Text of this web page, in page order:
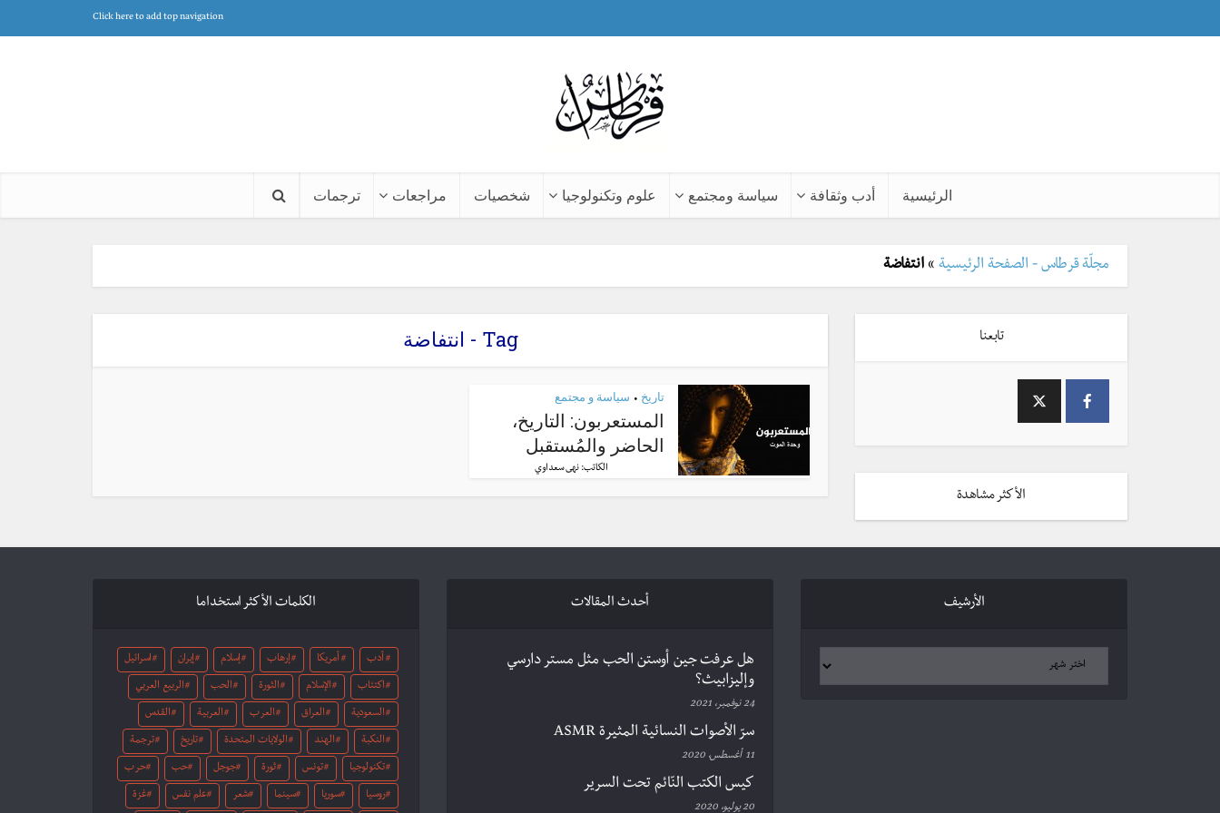
Click here to add top navigation
الرئيسية أدب وثقافة سياسة ومجتمع علوم وتكنولوجيا شخصيات مراجعات ترجمات
مجلّة قرطاس - الصفحة الرئيسية » انتفاضة
Tag - انتفاضة
تاريخ • سياسة و مجتمع
المستعربون: التاريخ،
الحاضر والمُستقبل
الكاتب: نهى سعداوي
تابعنا
الأكثر مشاهدة
الكلمات الأكثر استخداما
أدب أمريكا إرهاب إسلام إيران اسرائيل
اكتئاب الإسلام الثورة الحب الربيع العربي
السعودية العراق العرب العربية القدس
النكبة الهند الولايات المتحدة تاريخ ترجمة
تكنولوجيا تونس ثورة جوجل حب حرب
روسيا سوريا سينما شعر علم نفس غزة
أحدث المقالات
هل عرفت جين أوستن الحب مثل مستر دارسي
وإليزابيث؟
24 نوفمبر، 2021
سرّ الأصوات النسائية المثيرة ASMR
11 أغسطس، 2020
كيس الكتب النّائم تحت السرير
20 يوليو، 2020
الأرشيف